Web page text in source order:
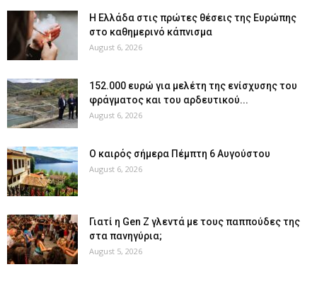
Η Ελλάδα στις πρώτες θέσεις της Ευρώπης
στο καθημερινό κάπνισμα
August 6, 2026
152.000 ευρώ για μελέτη της ενίσχυσης του
φράγματος και του αρδευτικού...
August 6, 2026
Ο καιρός σήμερα Πέμπτη 6 Αυγούστου
August 6, 2026
Γιατί η Gen Z γλεντά με τους παππούδες της
στα πανηγύρια;
August 5, 2026